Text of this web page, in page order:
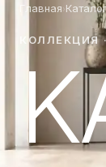
Главная ›
КОЛЛЕКЦИЯ